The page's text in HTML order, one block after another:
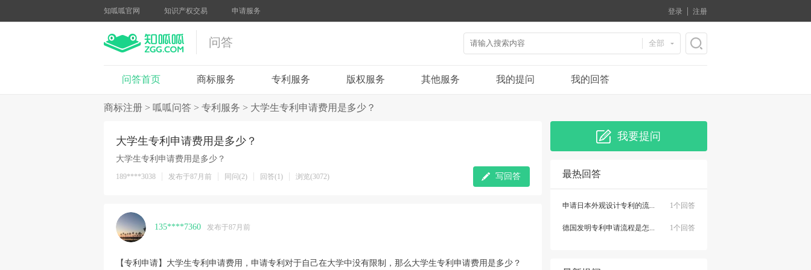
知呱呱官网 知识产权交易 申请服务 登录 注册
问答 全部
问答首页 商标服务 专利服务 版权服务 其他服务 我的提问 我的回答
商标注册 > 呱呱问答 > 专利服务 > 大学生专利申请费用是多少？
大学生专利申请费用是多少？
大学生专利申请费用是多少？
189****3038 发布于87月前 同问(2) 回答(1) 浏览(3072) 写回答
135****7360 发布于87月前
【专利申请】大学生专利申请费用，申请专利对于自己在大学中没有限制，那么大学生专利申请费用是多少？
我要提问
最热回答
申请日本外观设计专利的流... 1个回答
德国发明专利申请流程是怎... 1个回答